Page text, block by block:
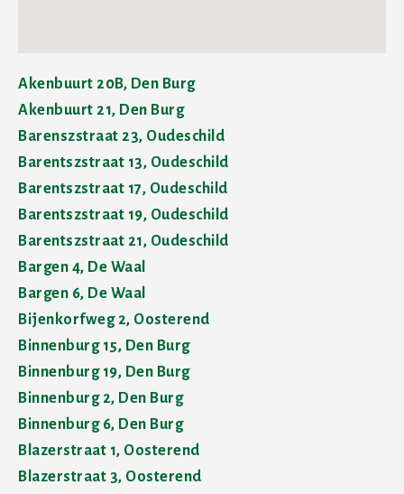
Akenbuurt 20B, Den Burg
Akenbuurt 21, Den Burg
Barenszstraat 23, Oudeschild
Barentszstraat 13, Oudeschild
Barentszstraat 17, Oudeschild
Barentszstraat 19, Oudeschild
Barentszstraat 21, Oudeschild
Bargen 4, De Waal
Bargen 6, De Waal
Bijenkorfweg 2, Oosterend
Binnenburg 15, Den Burg
Binnenburg 19, Den Burg
Binnenburg 2, Den Burg
Binnenburg 6, Den Burg
Blazerstraat 1, Oosterend
Blazerstraat 3, Oosterend